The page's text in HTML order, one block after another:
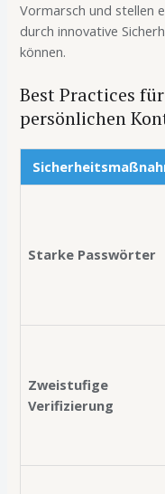
Vormarsch und stellen
durch innovative
können.
Best Practices
persönlichen
Starke Passwörter
Zweistufige
Verifizierung